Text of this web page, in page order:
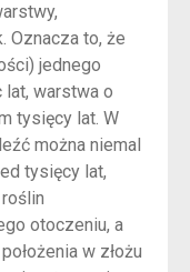
Oznacza to, że
jednego
warstwa o
tysięcy lat. W
można niemal
tysięcy lat,
otoczeniu, a
w złożu